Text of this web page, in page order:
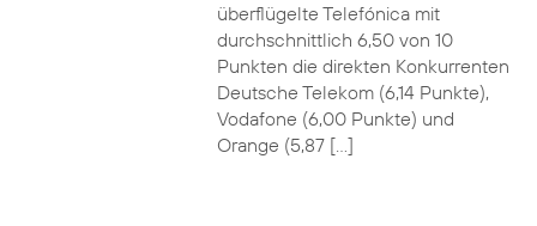
überflügelte Telefónica mit
durchschnittlich 6,50 von 10
Punkten die direkten Konkurrenten
Deutsche Telekom (6,14 Punkte),
Vodafone (6,00 Punkte) und
Orange (5,87 […]